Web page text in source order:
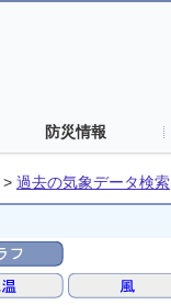
防災情報
> 過去の気象データ検索